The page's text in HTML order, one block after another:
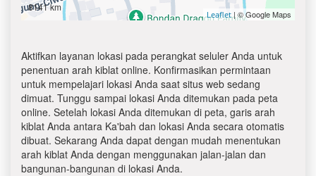
8141 km
Leaflet | © Google Maps
Aktifkan layanan lokasi pada perangkat seluler Anda untuk
penentuan arah kiblat online. Konfirmasikan permintaan
untuk mempelajari lokasi Anda saat situs web sedang
dimuat. Tunggu sampai lokasi Anda ditemukan pada peta
online. Setelah lokasi Anda ditemukan di peta, garis arah
kiblat Anda antara Ka'bah dan lokasi Anda secara otomatis
dibuat. Sekarang Anda dapat dengan mudah menentukan
arah kiblat Anda dengan menggunakan jalan-jalan dan
bangunan-bangunan di lokasi Anda.